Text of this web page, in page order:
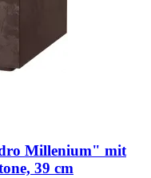
Millenium" mit
39 cm